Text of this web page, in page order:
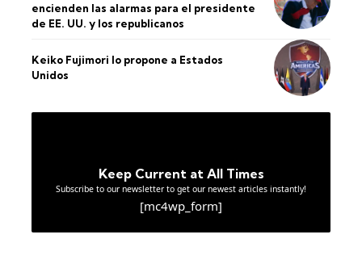
encienden las alarmas para el presidente
de EE. UU. y los republicanos
Keiko Fujimori lo propone a Estados
Unidos
Keep Current at All Times
Subscribe to our newsletter to get our newest articles instantly!
[mc4wp_form]